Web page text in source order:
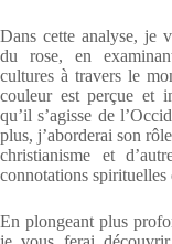
Dans cette analyse, je
du rose, en
cultures à travers le
couleur est perçue et
qu’il s’agisse de
plus, j’aborderai son
christianisme et
connotations
En plongeant plus